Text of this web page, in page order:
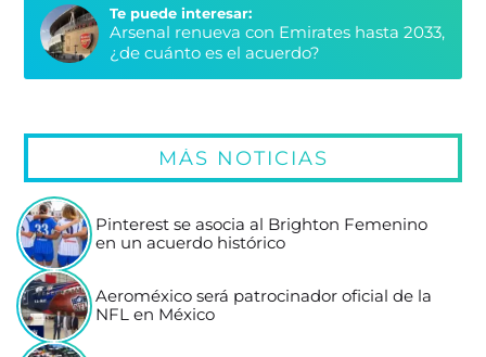
Te puede interesar:
Arsenal renueva con Emirates hasta 2033,
¿de cuánto es el acuerdo?
MÁS NOTICIAS
Pinterest se asocia al Brighton Femenino
en un acuerdo histórico
Aeroméxico será patrocinador oficial de la
NFL en México